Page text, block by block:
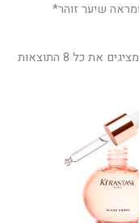
מציגים את כל ⁦8⁩ התוצאות לפי